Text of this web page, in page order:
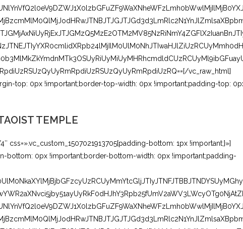
vc_raw_html]
top: 0px !important;border-top-width: 0px !important;padding-top:
TEMPLE
bottom: 1px !important;}»]
bottom: 0px !important;border-bottom-width: 0px !important;padding-